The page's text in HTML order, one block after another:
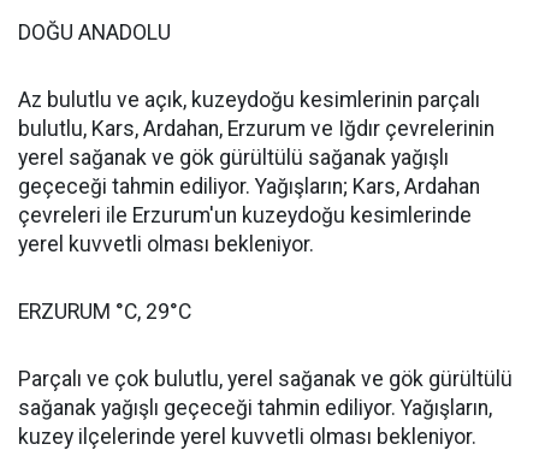
DOĞU ANADOLU
Az bulutlu ve açık, kuzeydoğu kesimlerinin parçalı
bulutlu, Kars, Ardahan, Erzurum ve Iğdır çevrelerinin
yerel sağanak ve gök gürültülü sağanak yağışlı
geçeceği tahmin ediliyor. Yağışların; Kars, Ardahan
çevreleri ile Erzurum'un kuzeydoğu kesimlerinde
yerel kuvvetli olması bekleniyor.
ERZURUM °C, 29°C
Parçalı ve çok bulutlu, yerel sağanak ve gök gürültülü
sağanak yağışlı geçeceği tahmin ediliyor. Yağışların,
kuzey ilçelerinde yerel kuvvetli olması bekleniyor.